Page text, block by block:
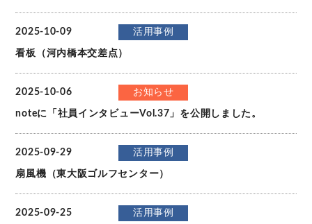
2025-10-09 活用事例
看板（河内橋本交差点）
2025-10-06 お知らせ
noteに「社員インタビューVol.37」を公開しました。
2025-09-29 活用事例
扇風機（東大阪ゴルフセンター）
2025-09-25 活用事例